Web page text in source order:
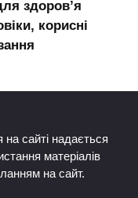
здоров’я
корисні
сайті надається
матеріалів
на сайт.